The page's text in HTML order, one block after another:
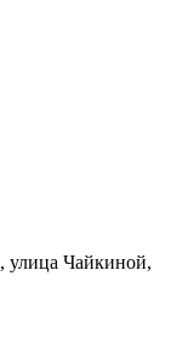
улица Чайкиной,